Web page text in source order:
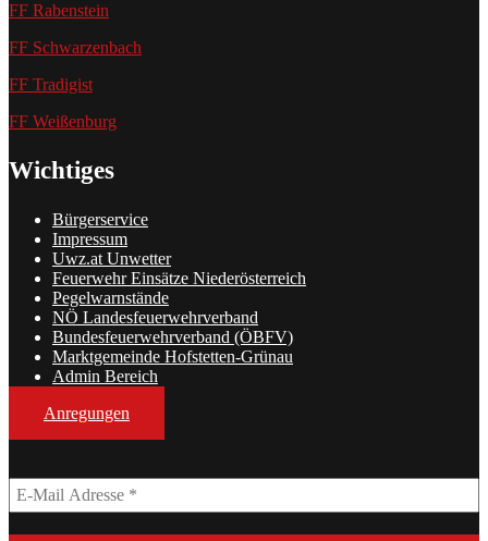
FF Rabenstein
FF Schwarzenbach
FF Tradigist
FF Weißenburg
Wichtiges
Bürgerservice
Impressum
Uwz.at Unwetter
Feuerwehr Einsätze Niederösterreich
Pegelwarnstände
NÖ Landesfeuerwehrverband
Bundesfeuerwehrverband (ÖBFV)
Marktgemeinde Hofstetten-Grünau
Admin Bereich
Anregungen